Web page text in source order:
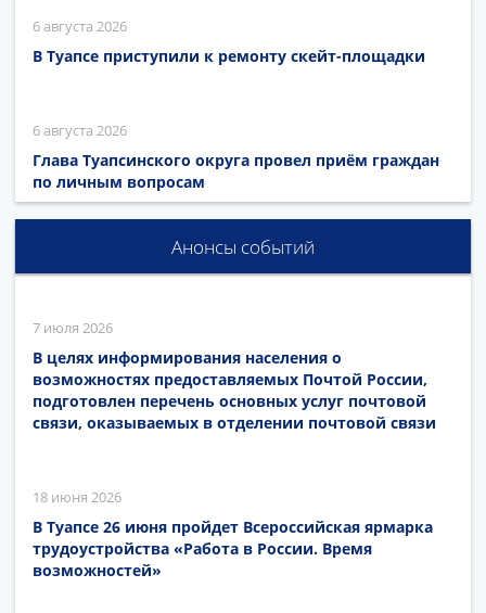
6 августа 2026
В Туапсе приступили к ремонту скейт-площадки
6 августа 2026
Глава Туапсинского округа провел приём граждан
по личным вопросам
Анонсы событий
7 июля 2026
В целях информирования населения о
возможностях предоставляемых Почтой России,
подготовлен перечень основных услуг почтовой
связи, оказываемых в отделении почтовой связи
18 июня 2026
В Туапсе 26 июня пройдет Всероссийская ярмарка
трудоустройства «Работа в России. Время
возможностей»